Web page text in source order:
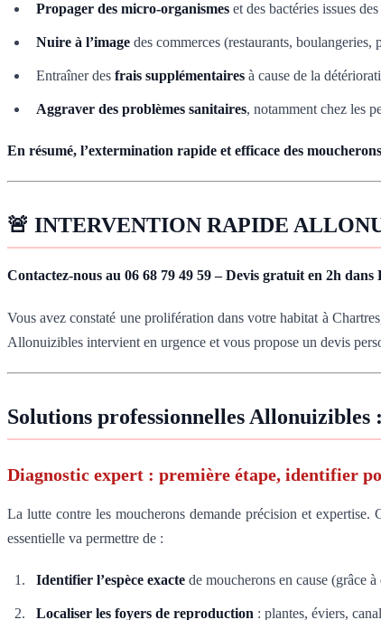
Propager des micro-organismes et des bactéries issues
Nuire à l’image des commerces (restaurants,
Entraîner des frais supplémentaires à cause de la
Aggraver des problèmes sanitaires, notamment chez les
En résumé, l’extermination rapide et efficace des
🚨 INTERVENTION RAPIDE
Contactez-nous au 06 68 79 49 59 – Devis gratuit en 2h
Vous avez constaté une prolifération dans votre habitat à
Allonuizibles intervient en urgence et vous propose un devis
Solutions professionnelles
Diagnostic expert : première étape, identifier
La lutte contre les moucherons demande précision et
essentielle va permettre de :
Identifier l’espèce exacte de moucherons en cause (grâce
Localiser les foyers de reproduction : plantes, éviers,